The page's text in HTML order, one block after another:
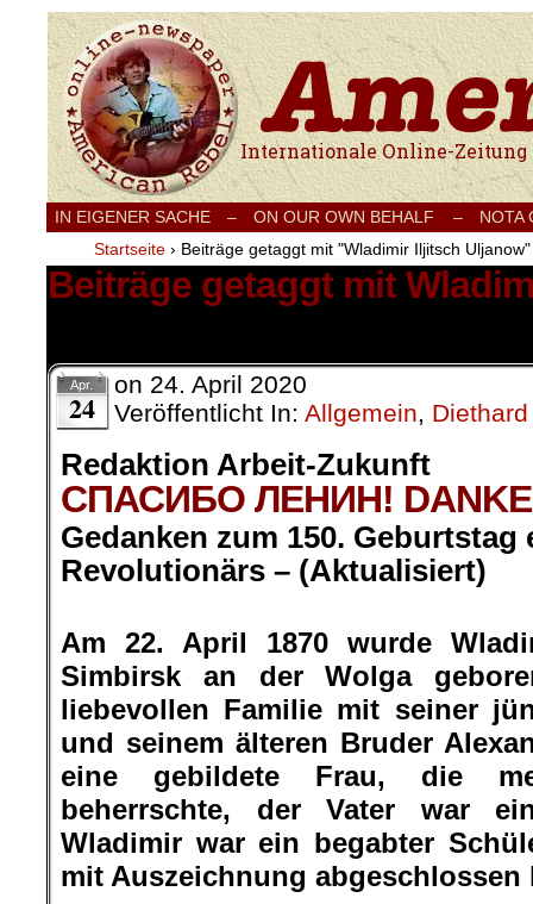
Internationale Onlinezeitung für Frieden,
IN EIGENER SACHE – ON OUR OWN BEHALF –
NOTA
Startseite › Beiträge getaggt mit "Wladimir Iljitsch Uljanow"
Beiträge getaggt mit
Apr.
24
on 24. April 2020
Veröffentlicht In: Allgemein,
Redaktion Arbeit-Zukunft
СПАСИБО ЛЕНИН! DANKE
Gedanken zum 150. Geburtstag
Revolutionärs – (Aktualisiert)
Am 22. April 1870 wurde
Simbirsk an der Wolga
liebevollen Familie mit seiner
und seinem älteren Bruder
eine gebildete Frau, die
beherrschte, der Vater war
Wladimir war ein begabter
mit Auszeichnung abgeschlossen